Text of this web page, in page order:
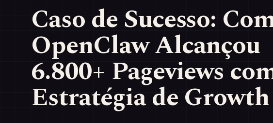
Caso de Sucesso:
OpenClaw Alcançou
6.800+ Pageviews
Estratégia de Growth